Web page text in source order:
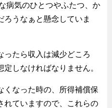
病気のひとつやふたつ、か
ろうなぁと懸念していま
ったら収入は減少どころ
しなければなりません。
くなった時の、所得補償保
れていますので、これらの